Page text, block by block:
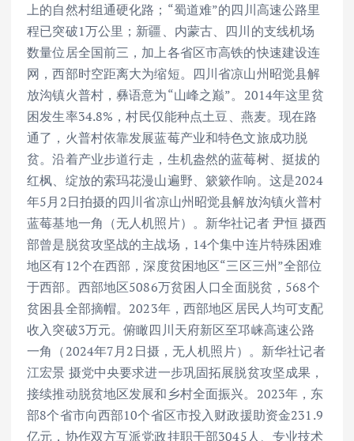
上的自然村组通硬化路；“蜀道难”的四川高速公路里
程已突破1万公里；新疆、内蒙古、四川的支线机场
数量位居全国前三，加上各省区市高铁的快速建设连
网，西部时空距离大为缩短。四川省凉山州昭觉县解
放沟镇火普村，彝语意为“山峰之巅”。2014年这里贫
困发生率34.8%，村民仅能种点土豆、燕麦。现在路
通了，火普村依靠发展蓝莓产业和特色文旅成功脱
贫。沿着产业步道行走，生机盎然的蓝莓树、挺拔的
红枫、绽放的索玛花漫山遍野、簌簌作响。这是2024
年5月2日拍摄的四川省凉山州昭觉县解放沟镇火普村
蓝莓基地一角（无人机照片）。新华社记者 尹恒 摄西
部曾是脱贫攻坚战的主战场，14个集中连片特殊困难
地区有12个在西部，深度贫困地区“三区三州”全部位
于西部。西部地区5086万贫困人口全面脱贫，568个
贫困县全部摘帽。2023年，西部地区居民人均可支配
收入突破3万元。俯瞰四川天府新区至邛崃高速公路
一角（2024年7月2日摄，无人机照片）。新华社记者
江宏景 摄党中央要求进一步巩固拓展脱贫攻坚成果，
接续推动脱贫地区发展和乡村全面振兴。2023年，东
部8个省市向西部10个省区市投入财政援助资金231.9
亿元，协作双方互派党政挂职干部3045人、专业技术